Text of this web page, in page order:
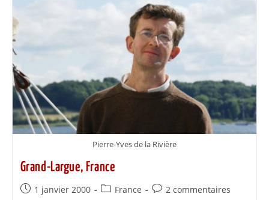
Pierre-Yves de la Rivière
Grand-Largue, France
1 janvier 2000 France 2 commentaires